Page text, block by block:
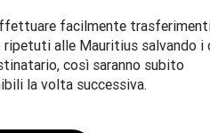
facilmente
ripetuti alle Mauritius salvando i
così saranno subito
la volta successiva.